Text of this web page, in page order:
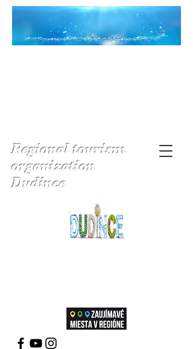
Regional tourism
organization
Dudince